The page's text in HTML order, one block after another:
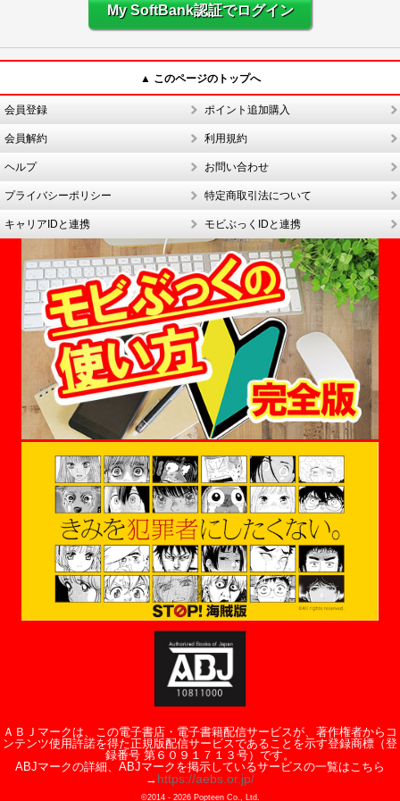
My SoftBank認証でログイン
▲ このページのトップへ
会員登録 ポイント追加購入
会員解約 利用規約
ヘルプ お問い合わせ
プライバシーポリシー 特定商取引法について
キャリアIDと連携 モビぶっくIDと連携
ＡＢＪマークは、この電子書店・電子書籍配信サービスが、著作権者からコ
ンテンツ使用許諾を得た正規版配信サービスであることを示す登録商標（登
録番号 第６０９１７１３号）です。
ABJマークの詳細、ABJマークを掲示しているサービスの一覧はこちら
→ https://aebs.or.jp/
©2014 - 2026Popteen Co., Ltd.